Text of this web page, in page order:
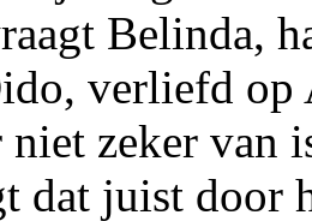
Belinda,
verliefd op
niet zeker van
dat juist door